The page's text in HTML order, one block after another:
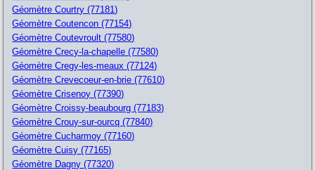
Géomètre Courtry (77181)
Géomètre Coutencon (77154)
Géomètre Coutevroult (77580)
Géomètre Crecy-la-chapelle (77580)
Géomètre Cregy-les-meaux (77124)
Géomètre Crevecoeur-en-brie (77610)
Géomètre Crisenoy (77390)
Géomètre Croissy-beaubourg (77183)
Géomètre Crouy-sur-ourcq (77840)
Géomètre Cucharmoy (77160)
Géomètre Cuisy (77165)
Géomètre Dagny (77320)